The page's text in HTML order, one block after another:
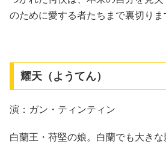
のために愛する者たちまで裏切りま
耀天（ようてん）
演：ガン・ティンティン
白蘭王・苻堅の娘。白蘭でも大き